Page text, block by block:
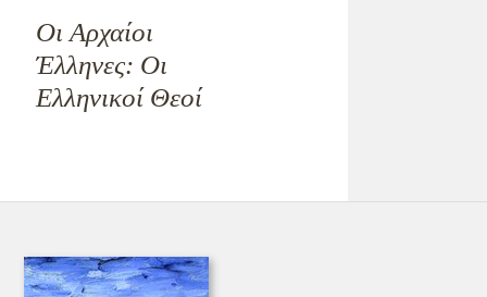
Οι Αρχαίοι
Έλληνες: Οι
Ελληνικοί Θεοί